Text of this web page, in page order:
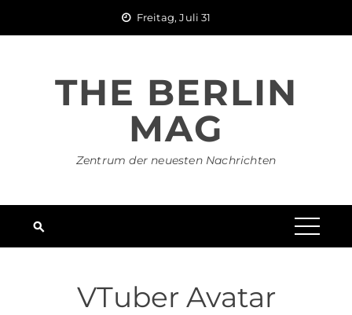
Freitag, Juli 31
THE BERLIN
MAG
Zentrum der neuesten Nachrichten
VTuber Avatar